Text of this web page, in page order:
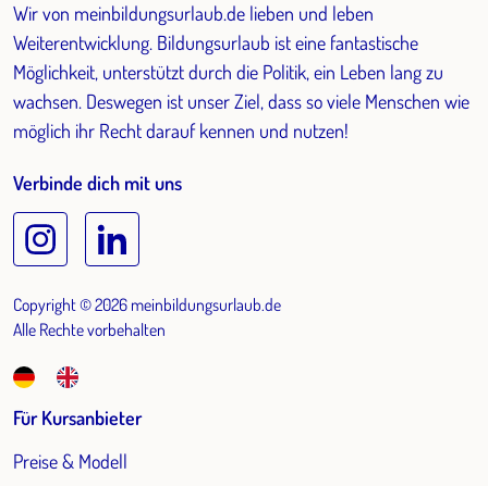
Wir von meinbildungsurlaub.de lieben und leben
Weiterentwicklung. Bildungsurlaub ist eine fantastische
Möglichkeit, unterstützt durch die Politik, ein Leben lang zu
wachsen. Deswegen ist unser Ziel, dass so viele Menschen wie
möglich ihr Recht darauf kennen und nutzen!
Verbinde dich mit uns
Copyright © 2026 meinbildungsurlaub.de
Alle Rechte vorbehalten
Für Kursanbieter
Preise & Modell